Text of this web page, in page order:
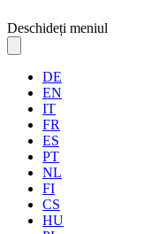
Deschideți meniul
DE
EN
IT
FR
ES
PT
NL
FI
CS
HU